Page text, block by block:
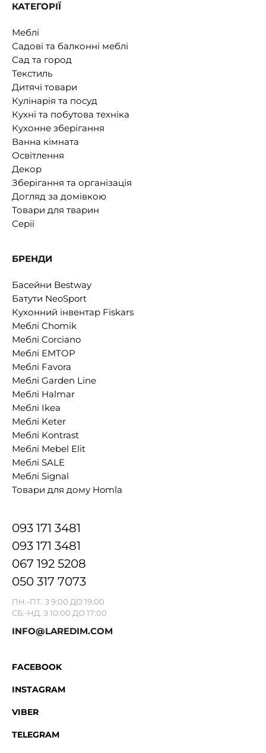
КАТЕГОРІЇ
Меблі
Садові та балконні меблі
Сад та город
Текстиль
Дитячі товари
Кулінарія та посуд
Кухні та побутова техніка
Кухонне зберігання
Ванна кімната
Освітлення
Декор
Зберігання та організація
Догляд за домівкою
Товари для тварин
Серії
БРЕНДИ
Басейни Bestway
Батути NeoSport
Кухонний інвентар Fiskars
Меблі Chomik
Меблі Corciano
Меблі EMTOP
Меблі Favora
Меблі Garden Line
Меблі Halmar
Меблі Ikea
Меблі Keter
Меблі Kontrast
Меблі Mebel Elit
Меблі SALE
Меблі Signal
Товари для дому Homla
093 171 3481
093 171 3481
067 192 5208
050 317 7073
ПН.-ПТ. З 9:00 ДО 19:00
СБ.-НД. З 10:00 ДО 17:00
INFO@LAREDIM.COM
FACEBOOK
INSTAGRAM
VIBER
TELEGRAM